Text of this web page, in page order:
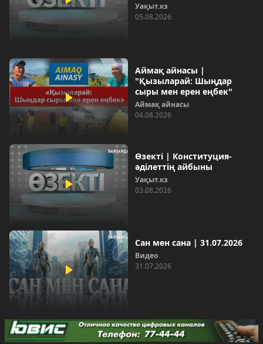
Уақыт.кз
05.08.2026
Аймақ айнасы |
"Қызыларай: Шыңдар
сыры мен ерен еңбек"
Аймақ айнасы
04.08.2026
Өзекті | Конституция-
әділеттің айбыны
Уақыт.кз
03.08.2026
Сан мен сана | 31.07.2026
Видео
31.07.2026